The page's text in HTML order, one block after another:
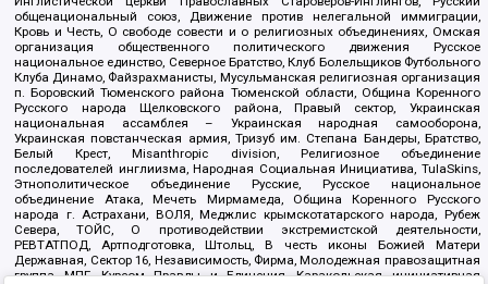
общенациональный союз, Движение против нелегальной иммиграции,
Кровь и Честь, О свободе совести и о религиозных объединениях, Омская
организация общественного политического движения Русское
национальное единство, Северное Братство, Клуб Болельщиков Футбольного
Клуба Динамо, Файзрахманисты, Мусульманская религиозная организация
п. Боровский Тюменского района Тюменской области, Община Коренного
Русского народа Щелковского района, Правый сектор, Украинская
национальная ассамблея – Украинская народная самооборона,
Украинская повстанческая армия, Тризуб им. Степана Бандеры, Братство,
Белый Крест, Misanthropic division, Религиозное объединение
последователей инглиизма, Народная Социальная Инициатива, TulaSkins,
Этнополитическое объединение Русские, Русское национальное
объединение Атака, Мечеть Мирмамеда, Община Коренного Русского
народа г. Астрахани, ВОЛЯ, Меджлис крымскотатарского народа, Рубеж
Севера, ТОЙС, О противодействии экстремистской деятельности,
РЕВТАТПОД, Артподготовка, Штольц, В честь иконы Божией Матери
Державная, Сектор 16, Независимость, Фирма, Молодежная правозащитная
группа МПГ, Курсом Правды и Единения, Каракольская инициативная